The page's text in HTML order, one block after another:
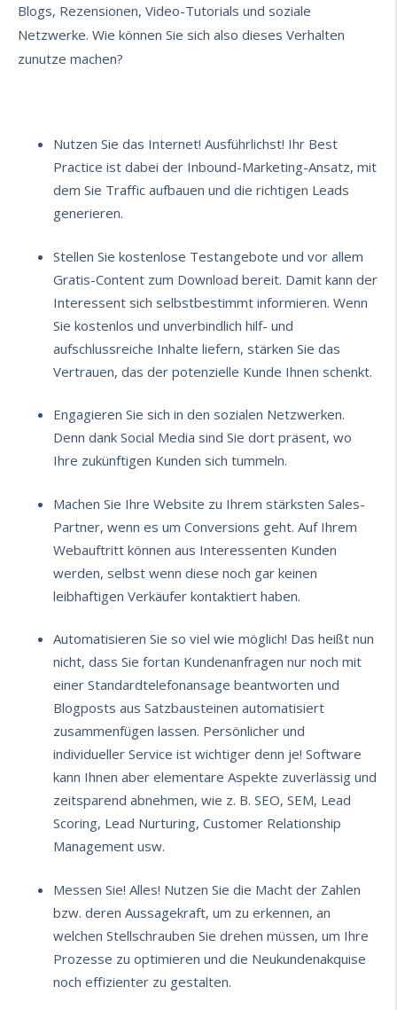
Blogs, Rezensionen, Video-Tutorials und soziale
Netzwerke. Wie können Sie sich also dieses Verhalten
zunutze machen?
Nutzen Sie das Internet! Ausführlichst! Ihr Best
Practice ist dabei der Inbound-Marketing-Ansatz, mit
dem Sie Traffic aufbauen und die richtigen Leads
generieren.
Stellen Sie kostenlose Testangebote und vor allem
Gratis-Content zum Download bereit. Damit kann der
Interessent sich selbstbestimmt informieren. Wenn
Sie kostenlos und unverbindlich hilf- und
aufschlussreiche Inhalte liefern, stärken Sie das
Vertrauen, das der potenzielle Kunde Ihnen schenkt.
Engagieren Sie sich in den sozialen Netzwerken.
Denn dank Social Media sind Sie dort präsent, wo
Ihre zukünftigen Kunden sich tummeln.
Machen Sie Ihre Website zu Ihrem stärksten Sales-
Partner, wenn es um Conversions geht. Auf Ihrem
Webauftritt können aus Interessenten Kunden
werden, selbst wenn diese noch gar keinen
leibhaftigen Verkäufer kontaktiert haben.
Automatisieren Sie so viel wie möglich! Das heißt nun
nicht, dass Sie fortan Kundenanfragen nur noch mit
einer Standardtelefonansage beantworten und
Blogposts aus Satzbausteinen automatisiert
zusammenfügen lassen. Persönlicher und
individueller Service ist wichtiger denn je! Software
kann Ihnen aber elementare Aspekte zuverlässig und
zeitsparend abnehmen, wie z. B. SEO, SEM, Lead
Scoring, Lead Nurturing, Customer Relationship
Management usw.
Messen Sie! Alles! Nutzen Sie die Macht der Zahlen
bzw. deren Aussagekraft, um zu erkennen, an
welchen Stellschrauben Sie drehen müssen, um Ihre
Prozesse zu optimieren und die Neukundenakquise
noch effizienter zu gestalten.